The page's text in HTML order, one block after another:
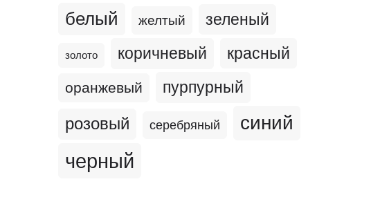
белый желтый зеленый
золото коричневый красный
оранжевый пурпурный
розовый серебряный синий
черный